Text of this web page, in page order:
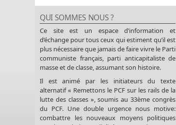
QUI SOMMES NOUS ?
Ce site est un espace d’information et
d’échange pour tous ceux qui estiment qu’il est
plus nécessaire que jamais de faire vivre le Parti
communiste français, parti anticapitaliste de
masse et de classe, assumant son histoire.
Il est animé par les initiateurs du texte
alternatif « Remettons le PCF sur les rails de la
lutte des classes », soumis au 33ème congrès
du PCF. Une double urgence nous motive:
combattre les nouveaux moyens politiques